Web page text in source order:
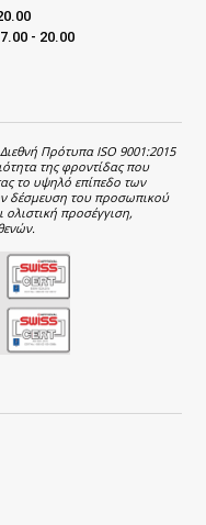
- 20.00
Πρότυπα ISO 9001:2015
της φροντίδας που
το υψηλό επίπεδο των
δέσμευση του προσωπικού
ολιστική προσέγγιση,